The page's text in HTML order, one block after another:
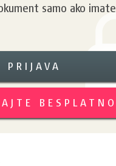
samo ako imate
PRIJAVA
BESPLATNO